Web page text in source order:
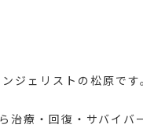
ジェリストの松原です
治療・回復・サバイ